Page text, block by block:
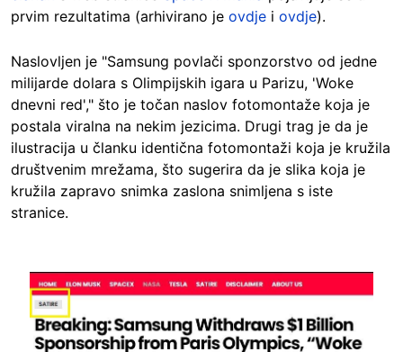
prvim rezultatima (arhivirano je ovdje i ovdje).
Naslovljen je "Samsung povlači sponzorstvo od jedne
milijarde dolara s Olimpijskih igara u Parizu, 'Woke
dnevni red'," što je točan naslov fotomontaže koja je
postala viralna na nekim jezicima. Drugi trag je da je
ilustracija u članku identična fotomontaži koja je kružila
društvenim mrežama, što sugerira da je slika koja je
kružila zapravo snimka zaslona snimljena s iste
stranice.
Image